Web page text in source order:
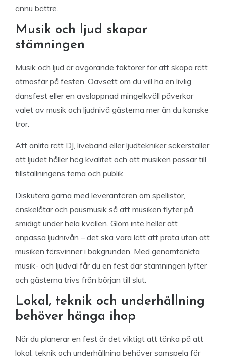
ännu bättre.
Musik och ljud skapar
stämningen
Musik och ljud är avgörande faktorer för att skapa rätt
atmosfär på festen. Oavsett om du vill ha en livlig
dansfest eller en avslappnad mingelkväll påverkar
valet av musik och ljudnivå gästerna mer än du kanske
tror.
Att anlita rätt DJ, liveband eller ljudtekniker säkerställer
att ljudet håller hög kvalitet och att musiken passar till
tillställningens tema och publik.
Diskutera gärna med leverantören om spellistor,
önskelåtar och pausmusik så att musiken flyter på
smidigt under hela kvällen. Glöm inte heller att
anpassa ljudnivån – det ska vara lätt att prata utan att
musiken försvinner i bakgrunden. Med genomtänkta
musik- och ljudval får du en fest där stämningen lyfter
och gästerna trivs från början till slut.
Lokal, teknik och underhållning
behöver hänga ihop
När du planerar en fest är det viktigt att tänka på att
lokal, teknik och underhållning behöver samspela för